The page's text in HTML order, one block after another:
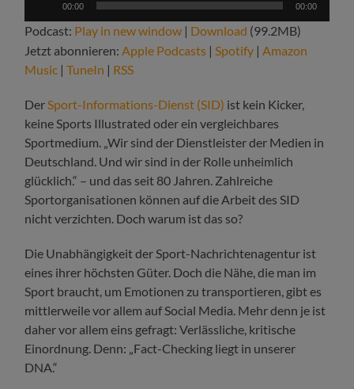
00:00 00:00
Podcast: Play in new window | Download (99.2MB)
Jetzt abonnieren: Apple Podcasts | Spotify | Amazon
Music |TuneIn | RSS
Der Sport-Informations-Dienst (SID) ist kein Kicker,
keine Sports Illustrated oder ein vergleichbares
Sportmedium. „Wir sind der Dienstleister der Medien in
Deutschland. Und wir sind in der Rolle unheimlich
glücklich.“ – und das seit 80 Jahren. Zahlreiche
Sportorganisationen können auf die Arbeit des SID
nicht verzichten. Doch warum ist das so?
Die Unabhängigkeit der Sport-Nachrichtenagentur ist
eines ihrer höchsten Güter. Doch die Nähe, die man im
Sport braucht, um Emotionen zu transportieren, gibt es
mittlerweile vor allem auf Social Media. Mehr denn je ist
daher vor allem eins gefragt: Verlässliche, kritische
Einordnung. Denn: „Fact-Checking liegt in unserer
DNA.“